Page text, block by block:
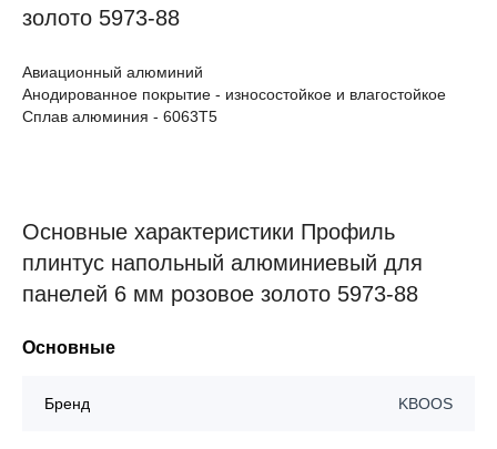
золото 5973-88
Авиационный алюминий
Анодированное покрытие - износостойкое и влагостойкое
Сплав алюминия - 6063Т5
Основные характеристики Профиль
плинтус напольный алюминиевый для
панелей 6 мм розовое золото 5973-88
Основные
Бренд KBOOS